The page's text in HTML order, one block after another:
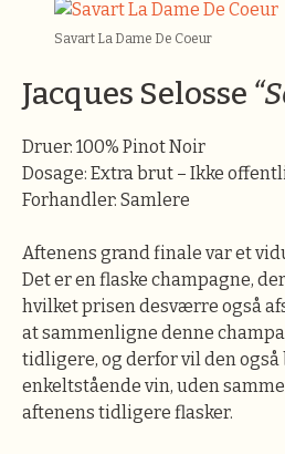
Savart La Dame De Coeur
Jacques Selosse
Druer: 100% Pinot Noir
Dosage: Extra brut – Ikke
Forhandler: Samlere
Aftenens grand finale var et
Det er en flaske champagne,
hvilket prisen desværre også
at sammenligne denne
tidligere, og derfor vil den også
enkeltstående vin, uden
aftenens tidligere flasker.